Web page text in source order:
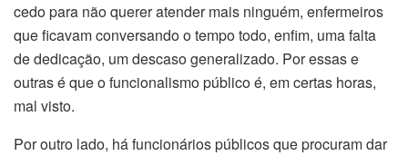
cedo para não querer atender mais ninguém, enfermeiros
que ficavam conversando o tempo todo, enfim, uma falta
de dedicação, um descaso generalizado. Por essas e
outras é que o funcionalismo público é, em certas horas,
mal visto.
Por outro lado, há funcionários públicos que procuram dar